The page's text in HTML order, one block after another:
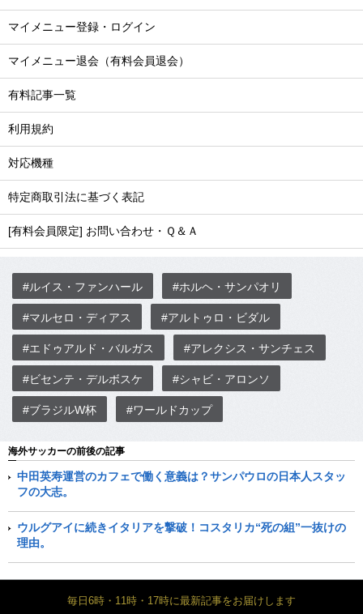
マイメニュー登録・ログイン
マイメニュー退会（有料会員退会）
有料記事一覧
利用規約
対応機種
特定商取引法に基づく表記
[有料会員限定] お問い合わせ・Ｑ＆Ａ
#ルイス・ファンハール #ホルヘ・サンパオリ
#マルセロ・ディアス #アルトゥロ・ビダル
#エドゥアルド・バルガス #アレクシス・サンチェス
#ビセンテ・デルボスケ #シャビ・アロンソ
#ブラジルW杯 #ワールドカップ
海外サッカーの前後の記事
中田英寿運営のカフェで働く意義は？サンパウロの日本人スタッ
フの大志。
ウルグアイに続きイタリアを撃破！コスタリカ“死の組”一抜けの
理由。
毎日6時・11時・17時に最新記事をお届けします